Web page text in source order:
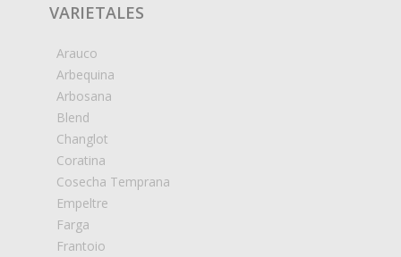
VARIETALES
Arauco
Arbequina
Arbosana
Blend
Changlot
Coratina
Cosecha Temprana
Empeltre
Farga
Frantoio